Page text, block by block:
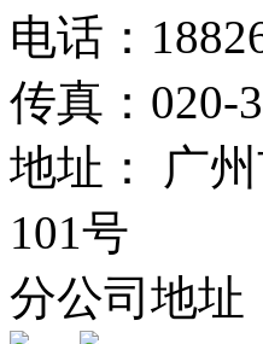
电话：
传真：020-
地址： 广
101号
分公司地址